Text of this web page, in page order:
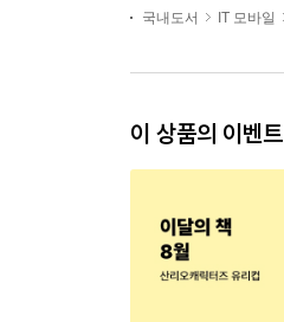
국내도서 IT 모바일
이 상품의 이벤트